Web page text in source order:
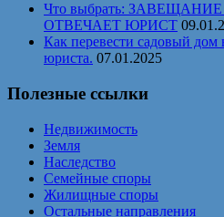
Что выбрать:
ОТВЕЧАЕТ ЮРИСТ
Как перевести садовый
юриста. 07.01.2025
Полезные ссылки
Недвижимость
Земля
Наследство
Семейные споры
Жилищные споры
Остальные направления